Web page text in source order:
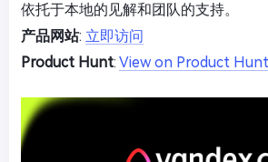
依托于本地的见解和团队的支持。
产品网站: 立即访问
Product Hunt: View on Product Hunt